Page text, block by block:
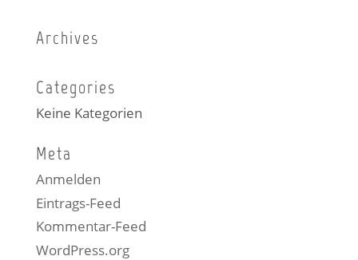
Archives
Categories
Keine Kategorien
Meta
Anmelden
Eintrags-Feed
Kommentar-Feed
WordPress.org